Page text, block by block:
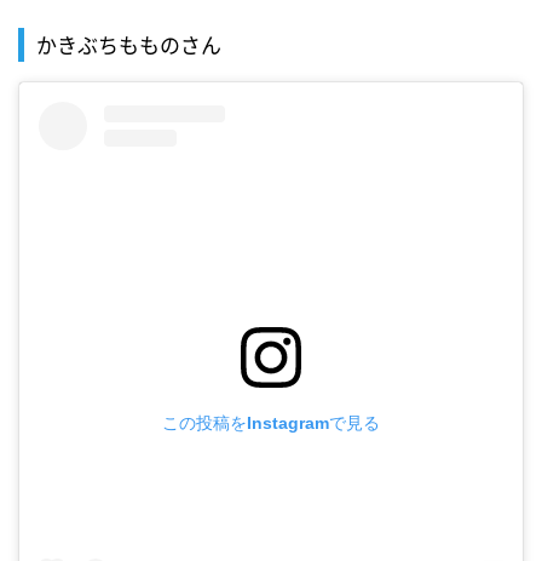
かきぶちもものさん
この投稿をInstagramで見る